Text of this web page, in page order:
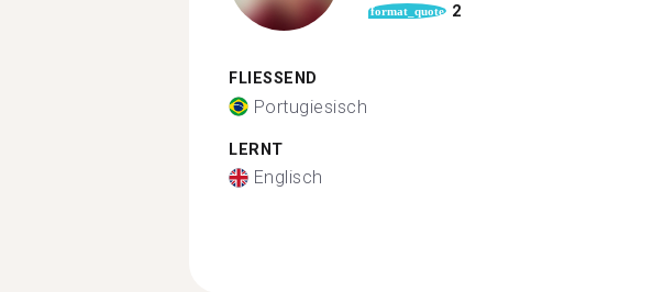
format_quote 2
FLIESSEND
Portugiesisch
LERNT
Englisch